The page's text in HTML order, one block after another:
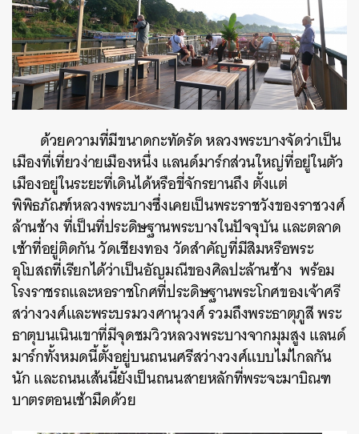
ด้วยความที่มีขนาดกะทัดรัด หลวงพระบางจัดว่าเป็น
เมืองที่เที่ยวง่ายเมืองหนึ่ง แลนด์มาร์กส่วนใหญ่ที่อยู่ในตัว
เมืองอยู่ในระยะที่เดินได้หรือขี่จักรยานถึง ตั้งแต่
พิพิธภัณฑ์หลวงพระบางซึ่งเคยเป็นพระราชวังของราชวงศ์
ล้านช้าง ที่เป็นที่ประดิษฐานพระบางในปัจจุบัน และตลาด
เช้าที่อยู่ติดกัน วัดเชียงทอง วัดสำคัญที่มีสิมหรือพระ
อุโบสถที่เรียกได้ว่าเป็นอัญมณีของศิลปะล้านช้าง พร้อม
โรงราชรถและหอราชโกศที่ประดิษฐานพระโกศของเจ้าศรี
สว่างวงศ์และพระบรมวงศานุวงศ์ รวมถึงพระธาตุภูสี พระ
ธาตุบนเนินเขาที่มีจุดชมวิวหลวงพระบางจากมุมสูง แลนด์
มาร์กทั้งหมดนี้ตั้งอยู่บนถนนศรีสว่างวงศ์แบบไม่ไกลกัน
นัก และถนนเส้นนี้ยังเป็นถนนสายหลักที่พระจะมาบิณฑ
บาตรตอนเช้ามืดด้วย